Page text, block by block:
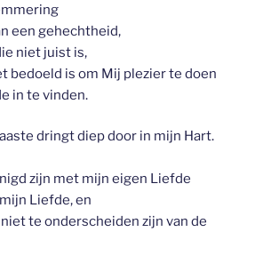
een gehechtheid,
niet juist is,
bedoeld is om Mij plezier te doen
in te vinden.
dringt diep door in mijn Hart.
zijn met mijn eigen Liefde
Liefde, en
te onderscheiden zijn van de